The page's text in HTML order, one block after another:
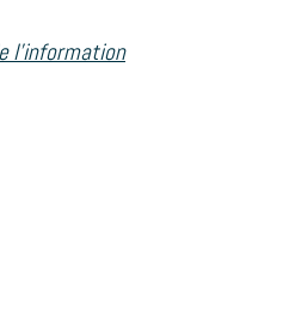
l’information